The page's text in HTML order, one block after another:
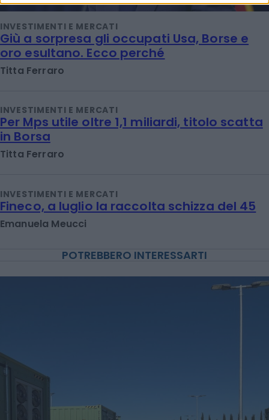
INVESTIMENTI E MERCATI
Giù a sorpresa gli occupati Usa, Borse e
oro esultano. Ecco perché
Titta Ferraro
INVESTIMENTI E MERCATI
Per Mps utile oltre 1,1 miliardi, titolo scatta
in Borsa
Titta Ferraro
INVESTIMENTI E MERCATI
Fineco, a luglio la raccolta schizza del 45
Emanuela Meucci
POTREBBERO INTERESSARTI